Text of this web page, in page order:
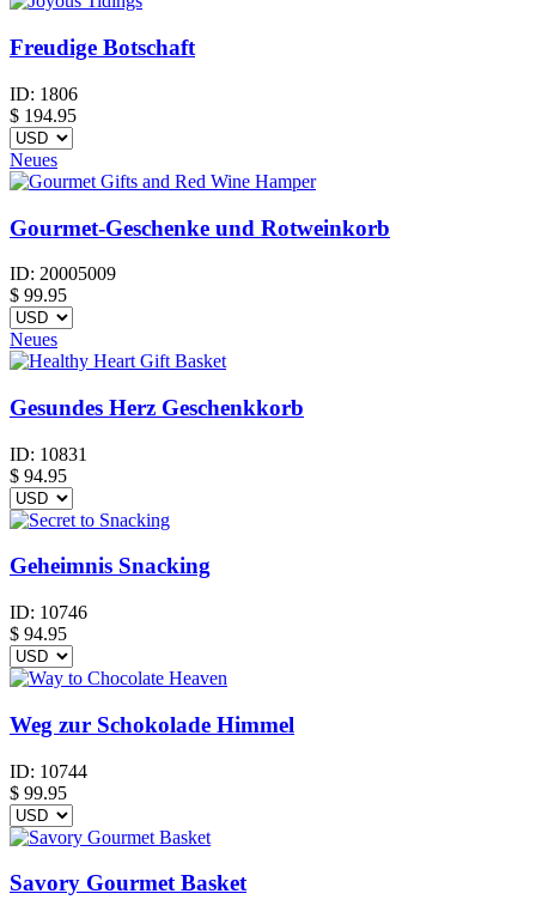
Freudige Botschaft
ID: 1806
$ 194.95
Neues
Gourmet-Geschenke und Rotweinkorb
ID: 20005009
$ 99.95
Neues
Gesundes Herz Geschenkkorb
ID: 10831
$ 94.95
Geheimnis Snacking
ID: 10746
$ 94.95
Weg zur Schokolade Himmel
ID: 10744
$ 99.95
Savory Gourmet Basket